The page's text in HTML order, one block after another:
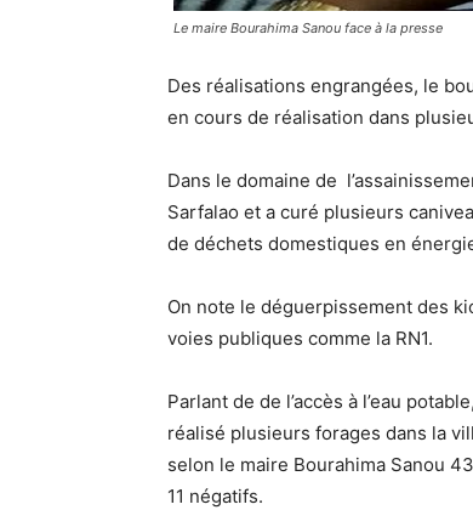
Le maire Bourahima Sanou face à la presse
Des réalisations engrangées, le
en cours de réalisation dans
Dans le domaine de
Sarfalao et a curé plusieurs
de déchets domestiques en
On note le déguerpissement des
voies publiques comme la RN1.
Parlant de de l’accès à l’eau
réalisé plusieurs forages dans la
selon le maire Bourahima Sanou
11 négatifs.